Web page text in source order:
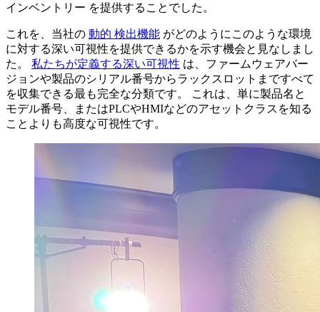
インベントリー を提供することでした。
これを、当社の 動的 検出機能 がどのようにこのような環境
に対する深い可視性を提供できるかを示す機会と見なしまし
た。 私たちが定義する深い可視性 は、ファームウェアバー
ジョンや製品のシリアル番号からラックスロットまですべて
を収集できる最も完全な分類です。 これは、単に製品名と
モデル番号、またはPLCやHMIなどのアセットクラスを知る
ことよりも高度な可視性です。